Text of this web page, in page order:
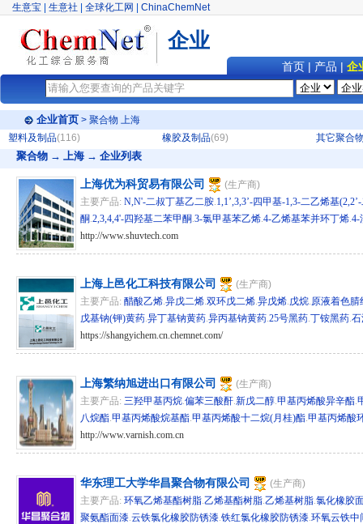
生意宝 生意社 全球化工网 ChinaChemNet
企业
首页| 产品 | 企
企业首页 > 聚合物 上海
塑料及制品(116) 橡胶及制品(69) 其它聚合
聚合物 → 上海 → 企业列表
上海优为科贸易有限公司
(生产商)
主要产品: N,N'-二叔丁基乙二胺.1,1’,3,3’-四甲基-1,3-二乙烯基
酮.2,3,4,4'-四羟基二苯甲酮.3-氯甲基苯乙烯.4-乙烯基苯并环丁烯.4-
http://www.shuvtech.com
上海上邑化工科技有限公司
(生产商)
主要产品: 醋酸乙烯.异戊二烯.双环戊二烯.异戊烯.戊烷.原液着色腈
戊基钠(钾)黄药.异丁基钠黄药.异丙基钠黄药.25号黑药.丁铵黑药.
https://shangyichem.cn.chemnet.com/
上海繁纳旭进出口有限公司
(生产商)
主要产品: 三羟甲基丙烷.偏苯三酸酐.新戊二醇.甲基丙烯酸异辛酯.
八烷酯.甲基丙烯酸烷基酯.甲基丙烯酸十二烷(月桂)酯.甲基丙烯酸
http://www.varnish.com.cn
华东理工大学华昌聚合物有限公司
(生产商)
主要产品: 环氧乙烯基酯树脂.乙烯基酯树脂.乙烯基树脂.氯化橡胶
聚氨酯面漆.云铁氯化橡胶防锈漆.铁红氯化橡胶防锈漆.环氧云铁中